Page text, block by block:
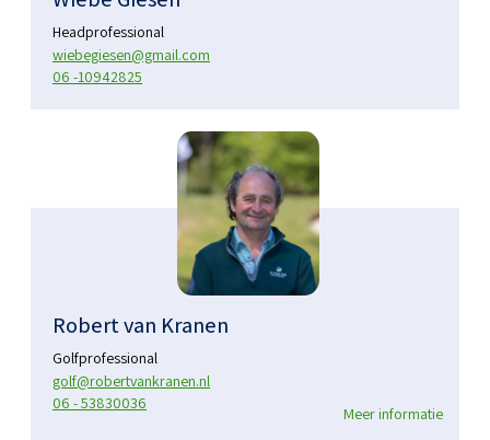
Headprofessional
wiebegiesen@gmail.com
06 -10942825
Robert van Kranen
Golfprofessional
golf@robertvankranen.nl
06 - 53830036
Meer informatie